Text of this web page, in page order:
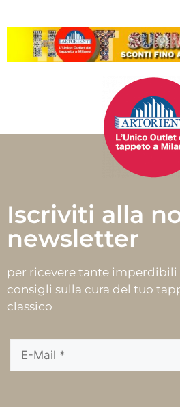
Iscriviti alla
newsletter
per ricevere tante
consigli sulla cura del tuo
classico